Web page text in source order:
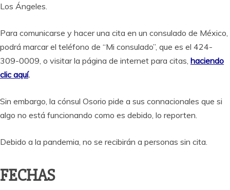
Los Ángeles.
Para comunicarse y hacer una cita en un consulado de México,
podrá marcar el teléfono de “Mi consulado”, que es el 424-
309-0009, o visitar la página de internet para citas, haciendo
clic aquí.
Sin embargo, la cónsul Osorio pide a sus connacionales que si
algo no está funcionando como es debido, lo reporten.
Debido a la pandemia, no se recibirán a personas sin cita.
FECHAS